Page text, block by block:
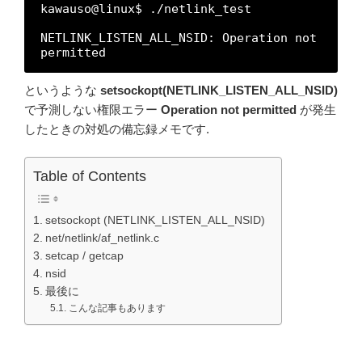
kawauso@linux$ ./netlink_test
NETLINK_LISTEN_ALL_NSID: Operation not
permitted
というような setsockopt(NETLINK_LISTEN_ALL_NSID)
で予測しない権限エラー Operation not permitted が発生
したときの対処の備忘録メモです.
Table of Contents
setsockopt (NETLINK_LISTEN_ALL_NSID)
net/netlink/af_netlink.c
setcap / getcap
nsid
最後に
こんな記事もあります